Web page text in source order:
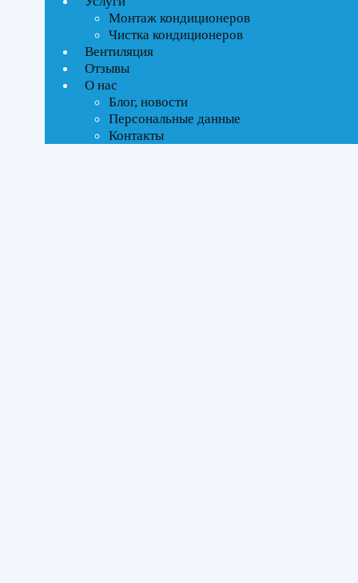
Монтаж кондиционеров
Чистка кондиционеров
Вентиляция
Отзывы
О нас
Блог, новости
Персональные данные
Контакты